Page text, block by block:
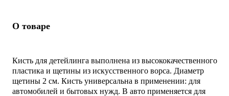
О товаре
Кисть для детейлинга выполнена из высококачественного
пластика и щетины из искусственного ворса. Диаметр
щетины 2 см. Кисть универсальна в применении: для
автомобилей и бытовых нужд. В авто применяется для